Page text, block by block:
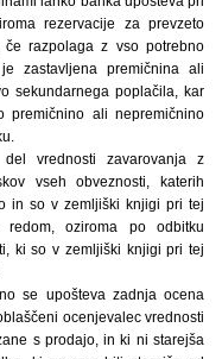
rezervacije za prevzeto
razpolaga z vso potrebno
zastavljena premičnina ali
sekundarnega poplačila, kar
premičnino ali nepremičnino
vrednosti zavarovanja z
vseh obveznosti, katerih
in so v zemljiški knjigi pri tej
oziroma po odbitku
ki so v zemljiški knjigi pri tej
se upošteva zadnja ocena
ocenjevalec vrednosti
s prodajo, in ki ni starejša